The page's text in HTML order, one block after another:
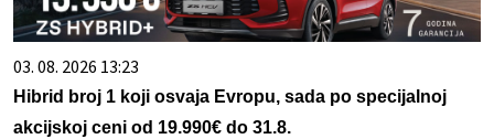
03. 08. 2026 13:23
Hibrid broj 1 koji osvaja Evropu, sada po specijalnoj
akcijskoj ceni od 19.990€ do 31.8.